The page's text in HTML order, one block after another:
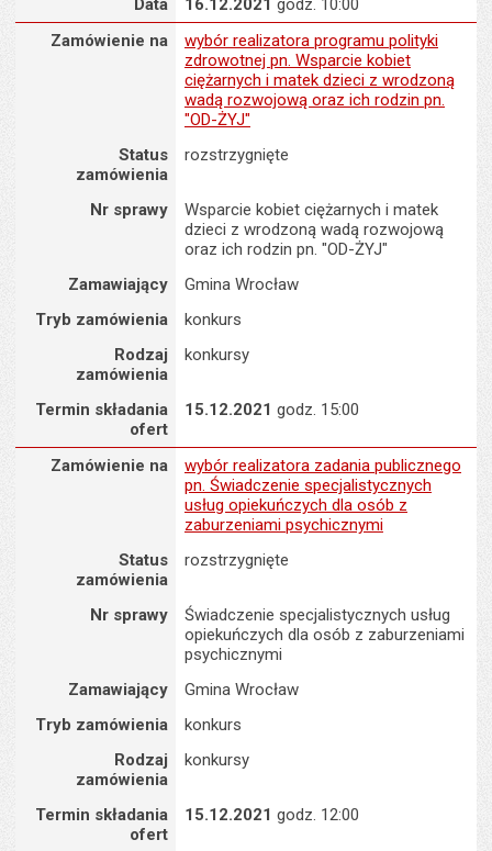
Data 16.12.2021 godz. 10:00
Zamówienie na : wybór realizatora programu polityki
Zamówienie na
wybór realizatora programu polityki
zdrowotnej pn. Wsparcie kobiet
ciężarnych i matek dzieci z wrodzoną
wadą rozwojową oraz ich rodzin pn.
"OD-ŻYJ"
Status
zamówienia
rozstrzygnięte
Nr sprawy
Wsparcie kobiet ciężarnych i matek
dzieci z wrodzoną wadą rozwojową
oraz ich rodzin pn. "OD-ŻYJ"
Zamawiający
Gmina Wrocław
Tryb zamówienia
konkurs
Rodzaj
zamówienia
konkursy
Termin składania
ofert
15.12.2021 godz. 15:00
Zamówienie na : wybór realizatora zadania publicznego pn.
Zamówienie na
wybór realizatora zadania publicznego
pn. Świadczenie specjalistycznych
usług opiekuńczych dla osób z
zaburzeniami psychicznymi
Status
zamówienia
rozstrzygnięte
Nr sprawy
Świadczenie specjalistycznych usług
opiekuńczych dla osób z zaburzeniami
psychicznymi
Zamawiający
Gmina Wrocław
Tryb zamówienia
konkurs
Rodzaj
zamówienia
konkursy
Termin składania
ofert
15.12.2021 godz. 12:00